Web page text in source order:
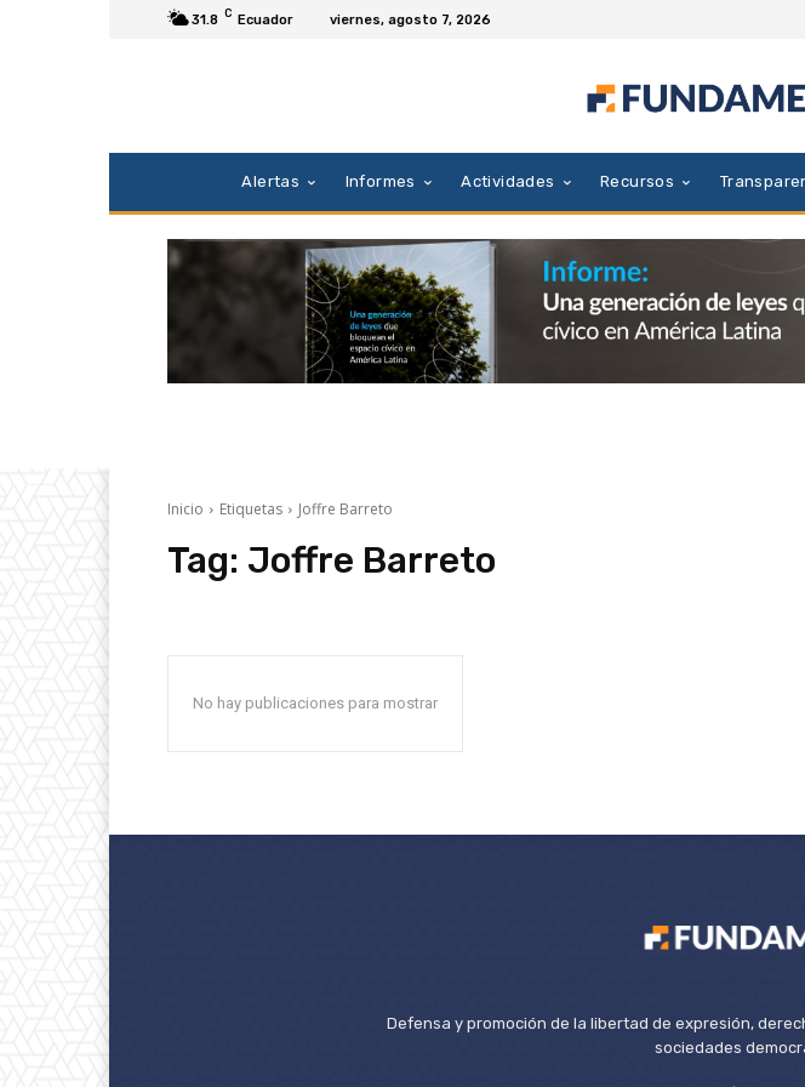
31.8 C Ecuador viernes, agosto 7, 2026
Alertas Informes Actividades Recursos
Inicio Etiquetas Joffre Barreto
Tag: Joffre Barreto
No hay publicaciones para mostrar
Defensa y promoción de la libertad de expresión,
sociedades